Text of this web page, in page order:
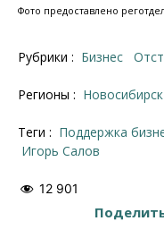
Фото предоставлено
Рубрики : Бизнес
Регионы : Новосибирск
Теги : поддержка
Игорь Салов
12 901